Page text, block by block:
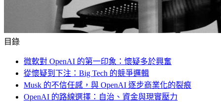
目錄
微軟對 OpenAI 的第一印象：懷疑多於興奮
從懷疑到下注：Big Tech 的競爭邏輯
Musk 的不信任感，與 OpenAI 逐步商業化的裂痕
OpenAI 的路線選擇：自治、資金與現實壓力